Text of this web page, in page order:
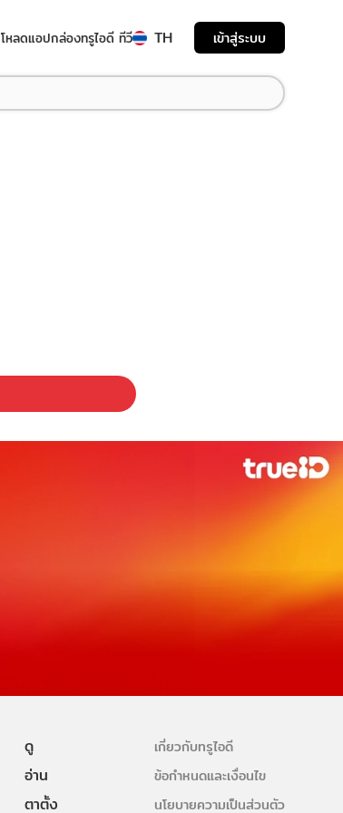
โหลดแอปกล่องทรูไอดี ทีวี TH เข้าสู่ระบบ
ดู
อ่าน
ตาตั้ง
เกี่ยวกับทรูไอดี
ข้อกำหนดและเงื่อนไข
นโยบายความเป็นส่วนตัว